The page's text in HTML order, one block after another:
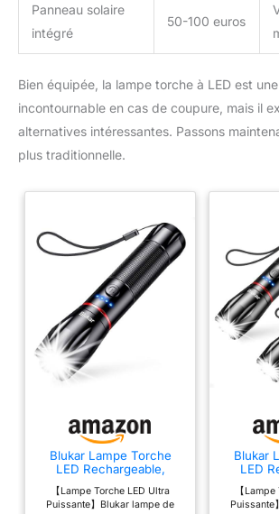
Panneau solaire
intégré
50-100 euros
Bien équipée, la lampe torche à LED est
incontournable en cas de coupure, mais il
alternatives intéressantes. Passons
plus traditionnelle.
Blukar Lampe Torche
LED Rechargeable,
2000L Lampe de Poche
Ultra Puissante
【Lampe Torche LED Ultra
Puissante】Blukar lampe de
Blukar
LED
2000L
【
Puissante